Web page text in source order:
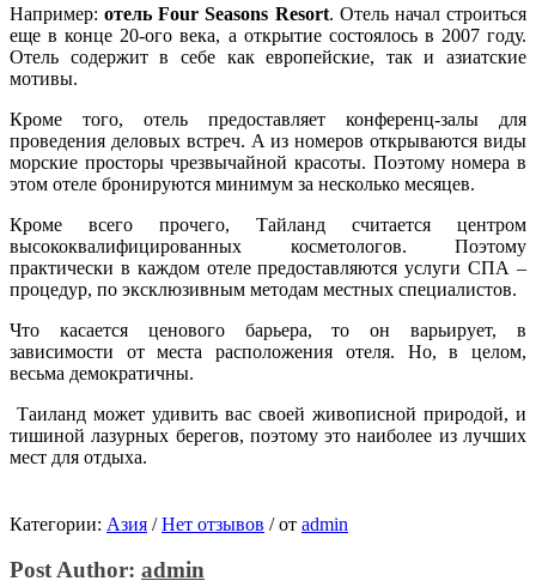
Например:отель Four Seasons Resort. Отель начал строиться
еще в конце 20-ого века, а открытие состоялось в 2007 году.
Отель содержит в себе как европейские, так и азиатские
мотивы.
Кроме того, отель предоставляет конференц-залы для
проведения деловых встреч. А из номеров открываются виды
морские просторы чрезвычайной красоты. Поэтому номера в
этом отеле бронируются минимум за несколько месяцев.
Кроме всего прочего, Тайланд считается центром
высококвалифицированных косметологов. Поэтому
практически в каждом отеле предоставляются услуги СПА –
процедур, по эксклюзивным методам местных специалистов.
Что касается ценового барьера, то он варьирует, в
зависимости от места расположения отеля. Но, в целом,
весьма демократичны.
Таиланд может удивить вас своей живописной природой, и
тишиной лазурных берегов, поэтому это наиболее из лучших
мест для отдыха.
Категории: Азия / Нет отзывов /от admin
Post Author: admin